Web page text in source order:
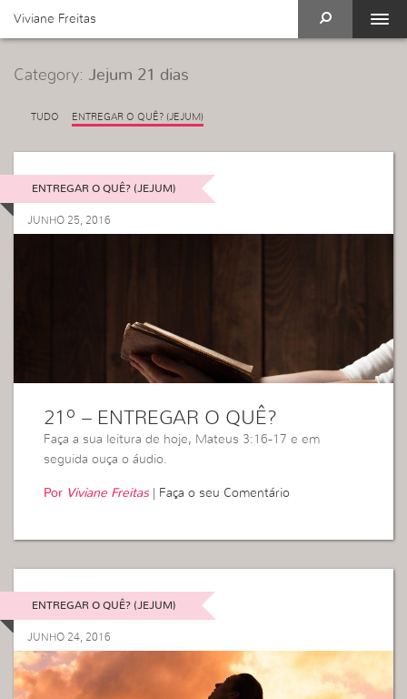
Viviane Freitas
Category: Jejum 21 dias
TUDO ENTREGAR O QUÊ? (JEJUM)
ENTREGAR O QUÊ? (JEJUM)
JUNHO 25, 2016
21º – ENTREGAR O QUÊ?
Faça a sua leitura de hoje, Mateus 3:16-17 e em
seguida ouça o áudio.
Por Viviane Freitas| Faça o seu Comentário
ENTREGAR O QUÊ? (JEJUM)
JUNHO 24, 2016